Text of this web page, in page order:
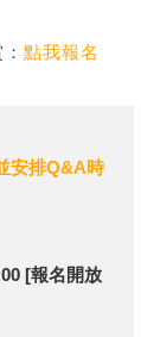
：點我報名
安排Q&A時
[報名開放